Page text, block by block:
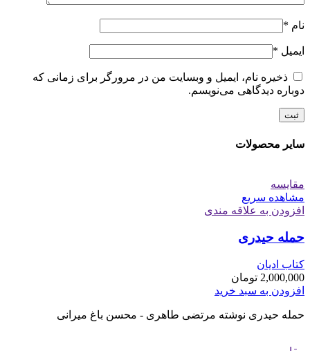
نام *
ایمیل *
ذخیره نام، ایمیل و وبسایت من در مرورگر برای زمانی که
دوباره دیدگاهی می‌نویسم.
سایر محصولات
مقایسه
مشاهده سریع
افزودن به علاقه مندی
حمله حیدری
کتاب ادیان
2,000,000 تومان
افزودن به سبد خرید
حمله حیدری نوشته مرتضی طاهری - محسن باغ میرانی